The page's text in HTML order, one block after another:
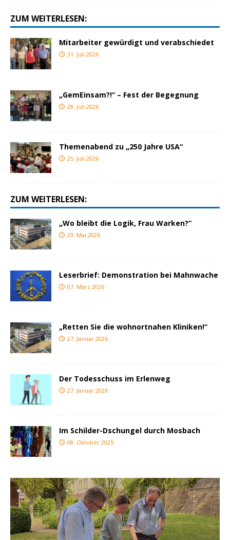
ZUM WEITERLESEN:
Mitarbeiter gewürdigt und verabschiedet
31. Juli 2026
„GemEinsam?!“ – Fest der Begegnung
28. Juli 2026
Themenabend zu „250 Jahre USA“
25. Juli 2026
ZUM WEITERLESEN:
„Wo bleibt die Logik, Frau Warken?“
23. Mai 2026
Leserbrief: Demonstration bei Mahnwache
07. März 2026
„Retten Sie die wohnortnahen Kliniken!“
27. Januar 2026
Der Todesschuss im Erlenweg
27. Januar 2026
Im Schilder-Dschungel durch Mosbach
08. Oktober 2025